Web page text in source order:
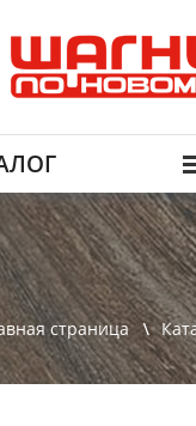
страница